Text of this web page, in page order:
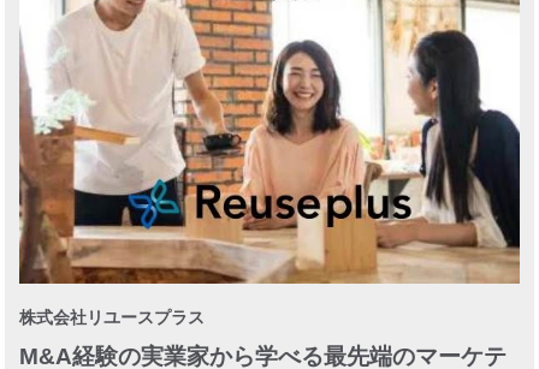
株式会社リユースプラス
M&A経験の実業家から学べる最先端のマーケテ